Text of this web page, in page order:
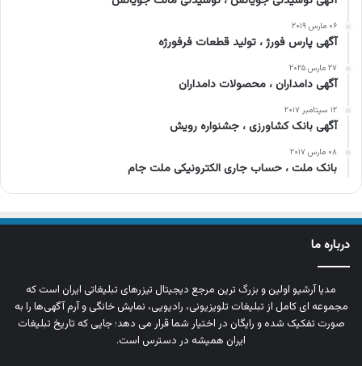
۰۶ مارس ۲۰۱۹
آگهی پارس فورژ ، تولید قطعات فرفورژه
۲۷ مارس ۲۰۲۵
آگهی دامداران ، محصولات دامداران
۱۲ سپتامبر ۲۰۱۷
آگهی بانک کشاورزی ، جشنواره رویش
۰۸ مارس ۲۰۱۷
بانک ملت ، حساب جاری الکترونیکی ملت جام
درباره ما
مدیا آرشیو اولین و بزرگ‌ ترین مرجع دیجیتال تیزرهای تبلیغاتی ایران است که
مجموعه‌ ای کامل از تبلیغات تلویزیونی، رادیویی، نمایش خانگی و آرم‌ آگهی‌ها را به‌
صورت تفکیک‌ شده و رایگان در اختیار شما قرار می‌ دهد؛ جایی که تاریخ تبلیغات
ایران همیشه در دسترس است.